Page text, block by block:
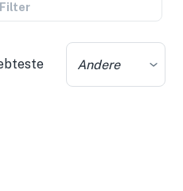
Filter
Andere